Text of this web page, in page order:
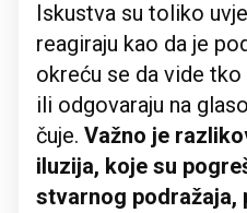
Iskustva su toliko
reagiraju kao da je
okreću se da vide
ili odgovaraju na
čuje. Važno je
iluzija, koje su
stvarnog podražaja,